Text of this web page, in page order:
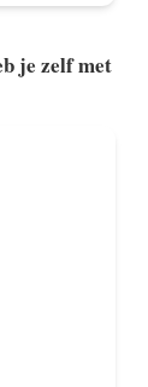
je zelf met